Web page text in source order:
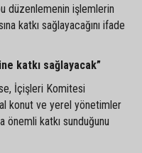
düzenlemenin işlemlerin
katkı sağlayacağını ifade
katkı sağlayacak”
İçişleri Komitesi
konut ve yerel yönetimler
önemli katkı sunduğunu